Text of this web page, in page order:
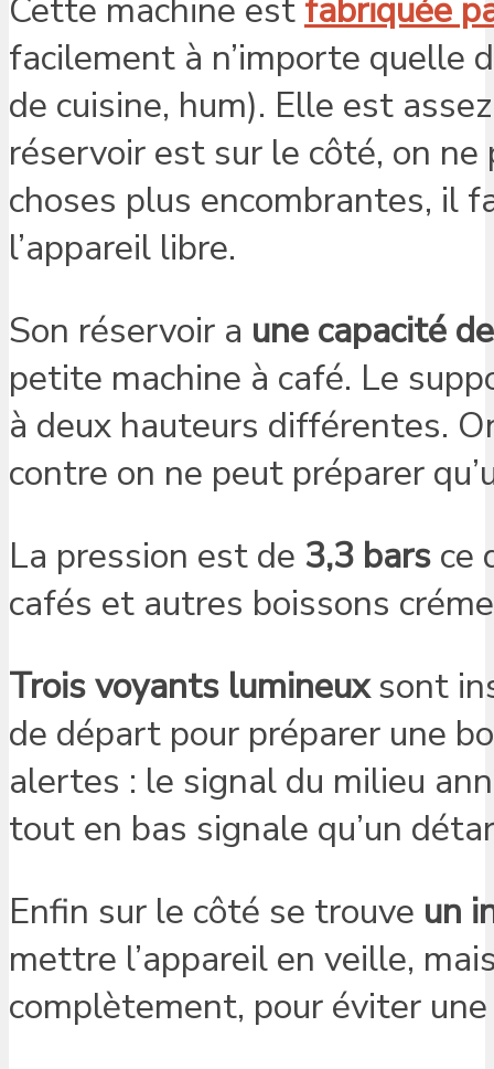
Cette machine est fabriquée
facilement à n’importe quelle
de cuisine, hum). Elle est
réservoir est sur le côté, on
choses plus encombrantes, il
l’appareil libre.
Son réservoir a une capacité
petite machine à café. Le
à deux hauteurs différentes.
contre on ne peut préparer
La pression est de 3,3 bars ce
cafés et autres boissons
Trois voyants lumineuxsont
de départ pour préparer une
alertes : le signal du milieu
tout en bas signale qu’un
Enfin sur le côté se trouve un
mettre l’appareil en veille,
complètement, pour éviter